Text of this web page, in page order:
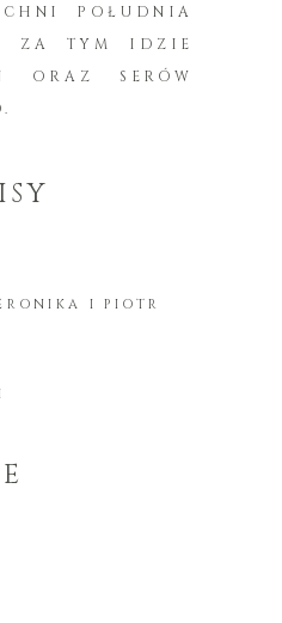
POŁUDNIA
ZA TYM IDZIE
ORAZ SERÓW
I PIOTR